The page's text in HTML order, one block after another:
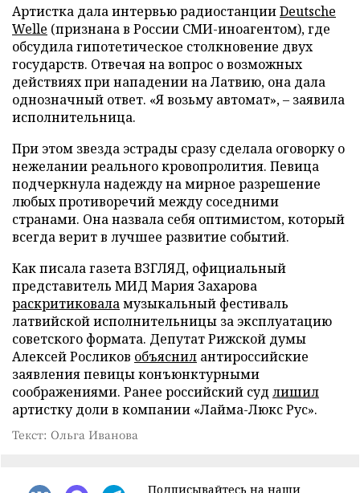
Артистка дала интервью радиостанцииDeutsche
Welle (признана в России СМИ-иноагентом), где
обсудила гипотетическое столкновение двух
государств. Отвечая на вопрос о возможных
действиях при нападении на Латвию, она дала
однозначный ответ. «Я возьму автомат», – заявила
исполнительница.
При этом звезда эстрады сразу сделала оговорку о
нежелании реального кровопролития. Певица
подчеркнула надежду на мирное разрешение
любых противоречий между соседними
странами. Она назвала себя оптимистом, который
всегда верит в лучшее развитие событий.
Как писала газета ВЗГЛЯД, официальный
представитель МИД Мария Захарова
раскритиковаламузыкальный фестиваль
латвийской исполнительницы за эксплуатацию
советского формата. Депутат Рижской думы
Алексей Росликов объяснил антироссийские
заявления певицы конъюнктурными
соображениями. Ранее российский суд лишил
артистку доли в компании «Лайма-Люкс Рус».
Текст: Ольга Иванова
Подписывайтесь на наши